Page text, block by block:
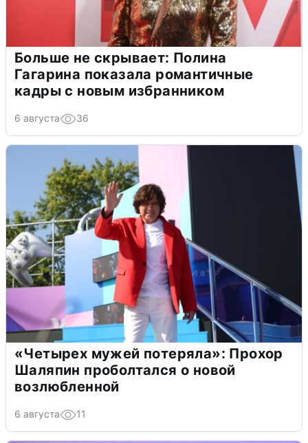
Больше не скрывает: Полина
Гагарина показала романтичные
кадры с новым избранником
6 августа 36
«Четырех мужей потеряла»: Прохор
Шаляпин проболтался о новой
возлюбленной
6 августа 11